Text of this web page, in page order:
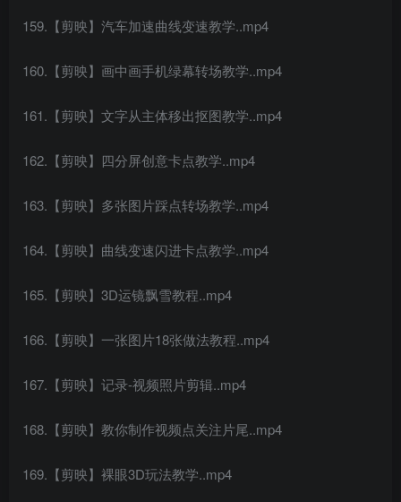
159.【剪映】汽车加速曲线变速教学..mp4
160.【剪映】画中画手机绿幕转场教学..mp4
161.【剪映】文字从主体移出抠图教学..mp4
162.【剪映】四分屏创意卡点教学..mp4
163.【剪映】多张图片踩点转场教学..mp4
164.【剪映】曲线变速闪进卡点教学..mp4
165.【剪映】3D运镜飘雪教程..mp4
166.【剪映】一张图片18张做法教程..mp4
167.【剪映】记录-视频照片剪辑..mp4
168.【剪映】教你制作视频点关注片尾..mp4
169.【剪映】裸眼3D玩法教学..mp4